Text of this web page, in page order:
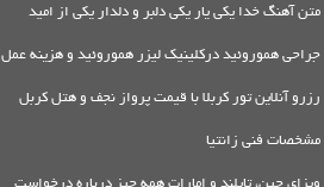
متن آهنگ خدا یکی یار یکی دلبر و دلدار یکی از امید
جراحی هموروئید درکلینیک لیزر هموروئید و هزینه عمل
رزرو آنلاین تور کربلا با قیمت پرواز نجف و هتل کربل
مشخصات فنی زانتیا